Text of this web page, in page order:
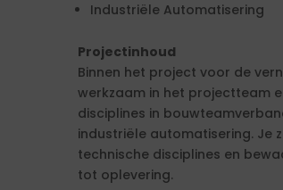
Industriële Automatisering
Projectinhoud
Binnen het project voor de
werkzaam in het projectteam
disciplines in
industriële automatisering. Je
technische disciplines en
tot oplevering.